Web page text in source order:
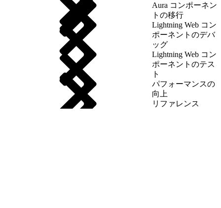
Aura コンポーネン
トの移行
Lightning Web コン
ポーネントのデバ
ッグ
Lightning Web コン
ポーネントのテス
ト
パフォーマンスの
向上
リファレンス